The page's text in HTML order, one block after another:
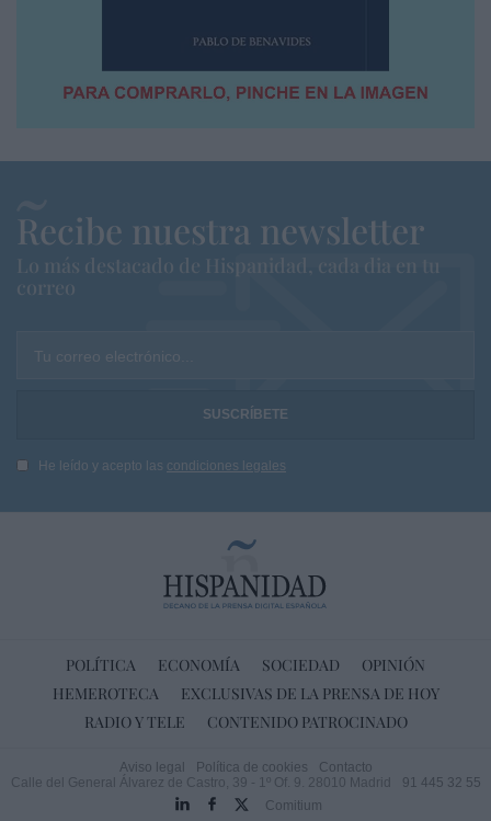
Recibe nuestra newsletter
Lo más destacado de Hispanidad, cada dia en tu
correo
Tu correo electrónico...
He leído y acepto las condiciones legales
POLÍTICA ECONOMÍA SOCIEDAD
OPINIÓN
HEMEROTECA
EXCLUSIVAS DE LA PRENSA DE HOY
RADIO Y TELE
CONTENIDO PATROCINADO
Aviso legal Política de cookies
Contacto
Calle del General Álvarez de Castro, 39 - 1º Of. 9. 28010 Madrid
91 445 32 55
Comitium